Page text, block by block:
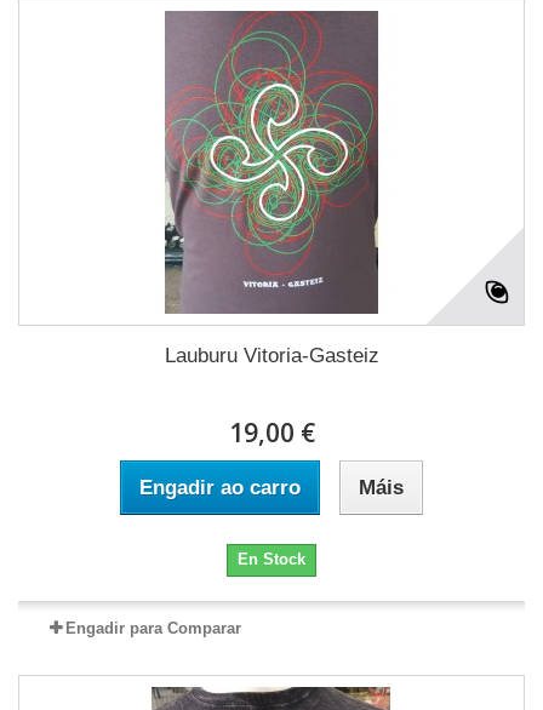
Lauburu Vitoria-Gasteiz
19,00 €
Engadir ao carro Máis
En Stock
Engadir para Comparar